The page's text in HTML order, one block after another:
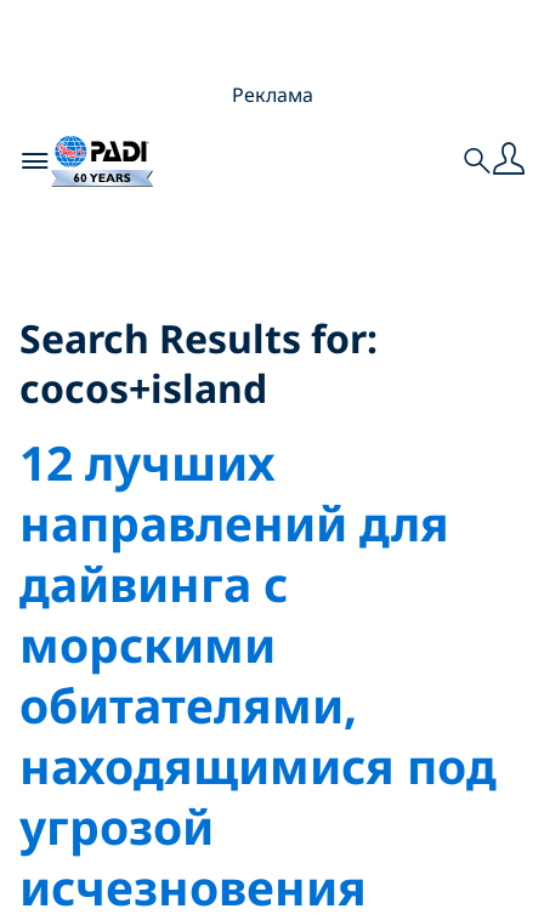
Реклама
Toggle navigation Search
Search Results for:
cocos+island
12 лучших
направлений для
дайвинга с
морскими
обитателями,
находящимися под
угрозой
исчезновения